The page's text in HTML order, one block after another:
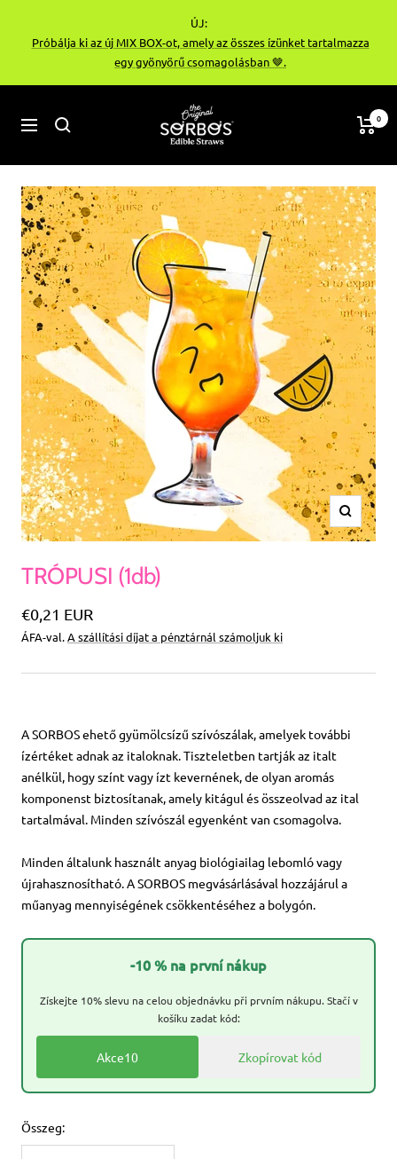
tartalomhoz
ÚJ:
Próbálja ki az új MIX BOX-ot, amely az összes ízünket tartalmazza
egy gyönyörű csomagolásban 🤎.
Navigáció
0
Nagyítás
TRÓPUSI (1db)
Különleges
Ár
€0,21 EUR
ÁFA-val.A szállítási díjat a pénztárnál számoljuk ki
A SORBOS ehető gyümölcsízű szívószálak, amelyek további
ízértéket adnak az italoknak. Tiszteletben tartják az italt
anélkül, hogy színt vagy ízt kevernének, de olyan aromás
komponenst biztosítanak, amely kitágul és összeolvad az ital
tartalmával. Minden szívószál egyenként van csomagolva.
Minden általunk használt anyag biológiailag lebomló vagy
újrahasznosítható. A SORBOS megvásárlásával hozzájárul a
műanyag mennyiségének csökkentéséhez a bolygón.
-10 % na první nákup
Získejte 10% slevu na celou objednávku při prvním nákupu. Stačí v
košíku zadat kód:
Akce10 Zkopírovat kód
Összeg: